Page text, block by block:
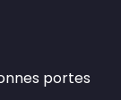
portes